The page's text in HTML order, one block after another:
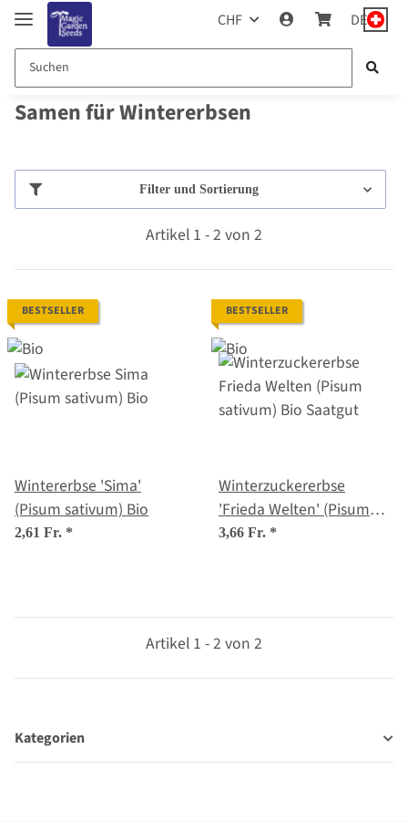
CHF DE
Samen für Wintererbsen
Filter und Sortierung
Artikel 1 - 2 von 2
BESTSELLER
Wintererbse 'Sima'
(Pisum sativum) Bio
2,61 Fr. *
BESTSELLER
Winterzuckererbse
'Frieda Welten' (Pisum
sativum) Bio Saatgut
3,66 Fr. *
Artikel 1 - 2 von 2
Kategorien